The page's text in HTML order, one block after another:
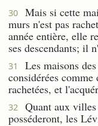
30
Mais si cette
murs n'est pas
année entière, elle
ses descendants; il
31
Les maisons
considérées
rachetées, et
32
Quant aux
posséderont, les